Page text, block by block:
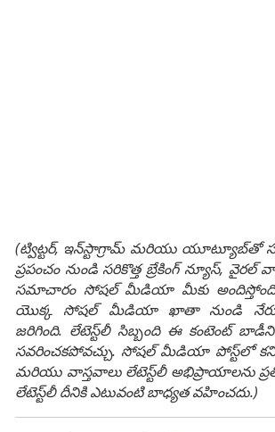
(ట్విట్టర్, ఇన్‌స్టాగ్రామ్ మరియు
ప్రపంచం నుండి సరికొత్త బ్రేకింగ్ న్యూస్, వైరల్
సమాచారం సోషల్ మీడియా మీకు
యొక్క సోషల్ మీడియా ఖాతా నుండి
జరిగింది. లేటెస్ట్‌లీ సిబ్బంది ఈ కంటెంట్
సవరించకపోవచ్చు. సోషల్ మీడియా పోస్ట్‌లో
మరియు వాస్తవాలు లేటెస్ట్‌లీ అభిప్రాయాలను
లేటెస్ట్‌లీ దీనికి ఎటువంటి బాధ్యత వహించదు.)